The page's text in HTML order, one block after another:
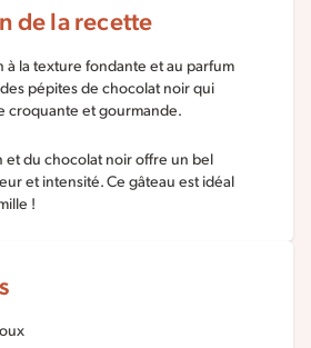
de la recette
à la texture fondante et au parfum
pépites de chocolat noir qui
croquante et gourmande.
et du chocolat noir offre un bel
et intensité. Ce gâteau est idéal
!